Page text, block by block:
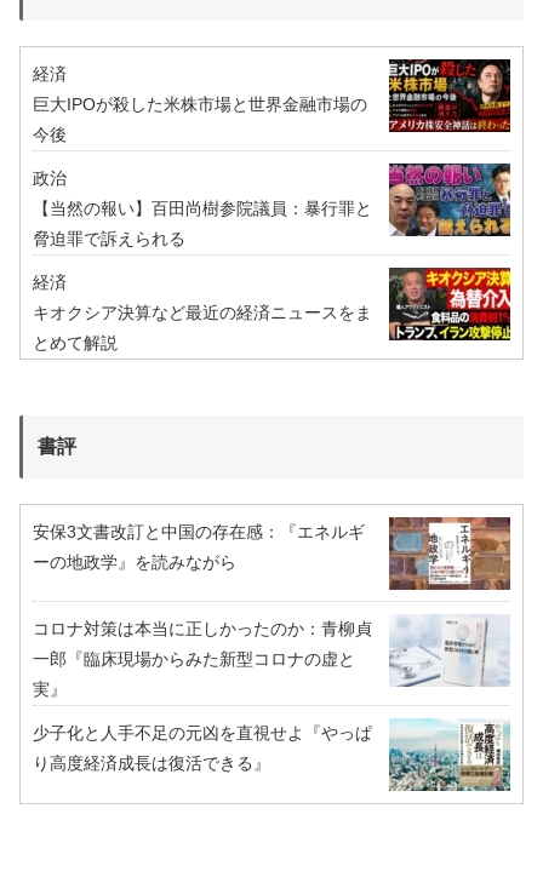
経済
巨大IPOが殺した米株市場と世界金融市場の
今後
政治
【当然の報い】百田尚樹参院議員：暴行罪と
脅迫罪で訴えられる
経済
キオクシア決算など最近の経済ニュースをま
とめて解説
書評
安保3文書改訂と中国の存在感：『エネルギ
ーの地政学』を読みながら
コロナ対策は本当に正しかったのか：青柳貞
一郎『臨床現場からみた新型コロナの虚と
実』
少子化と人手不足の元凶を直視せよ『やっぱ
り高度経済成長は復活できる』